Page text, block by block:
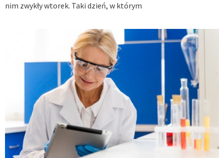
nim zwykły wtorek. Taki dzień, w którym